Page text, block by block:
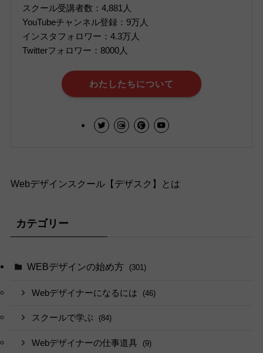
スクール受講者数：4,881人
YouTubeチャンネル登録：9万人
インスタフォロワー：4.3万人
Twitterフォロワー：8000人
わたしたちについて
Webデザインスクール【デザスク】とは
カテゴリー
WEBデザインの始め方 (301)
Webデザイナーになるには (46)
スクールで学ぶ (84)
Webデザイナーの仕事道具 (9)